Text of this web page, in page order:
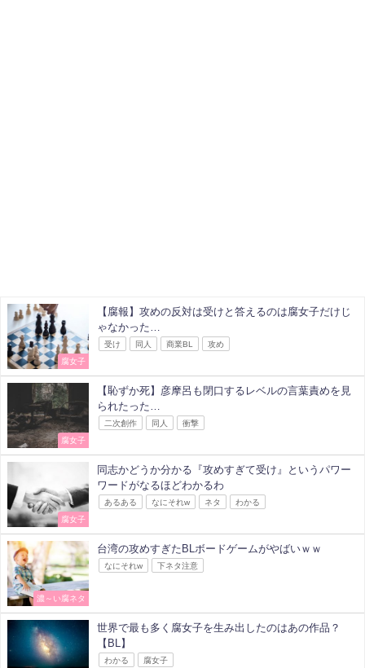
腐女子
【腐報】攻めの反対は受けと答えるのは腐女子だけじ
ゃなかった…
受け 同人 商業BL 攻め
腐女子
【恥ずか死】彦摩呂も閉口するレベルの言葉責めを見
られたった…
二次創作 同人 衝撃
腐女子
同志かどうか分かる『攻めすぎて受け』というパワー
ワードがなるほどわかるわ
あるある なにそれw ネタ わかる
濃～い腐ネタ
台湾の攻めすぎたBLボードゲームがやばいｗｗ
なにそれw 下ネタ注意
世界で最も多く腐女子を生み出したのはあの作品？
【BL】
わかる 腐女子